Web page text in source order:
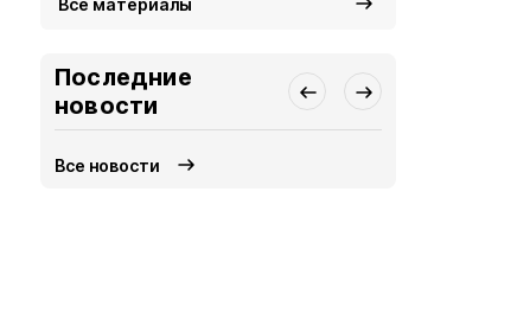
Все материалы
Последние
новости
Все новости